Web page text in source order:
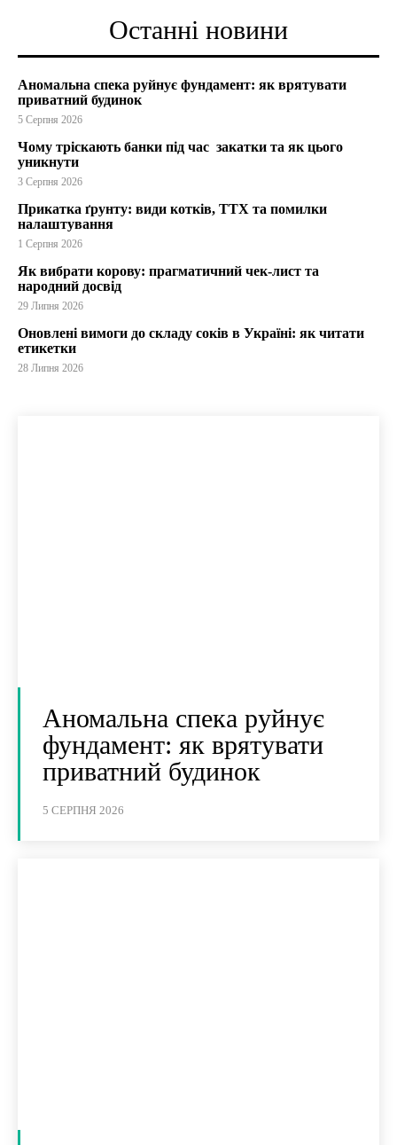
Останні новини
Аномальна спека руйнує фундамент: як врятувати
приватний будинок
5 Серпня 2026
Чому тріскають банки під час закатки та як цього
уникнути
3 Серпня 2026
Прикатка ґрунту: види котків, ТТХ та помилки
налаштування
1 Серпня 2026
Як вибрати корову: прагматичний чек-лист та
народний досвід
29 Липня 2026
Оновлені вимоги до складу соків в Україні: як читати
етикетки
28 Липня 2026
Аномальна спека руйнує
фундамент: як врятувати
приватний будинок
5 СЕРПНЯ 2026